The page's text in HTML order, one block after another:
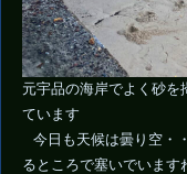
元宇品の海岸でよく砂
ています
今日も天候は曇り空・
るところで塞いでいます